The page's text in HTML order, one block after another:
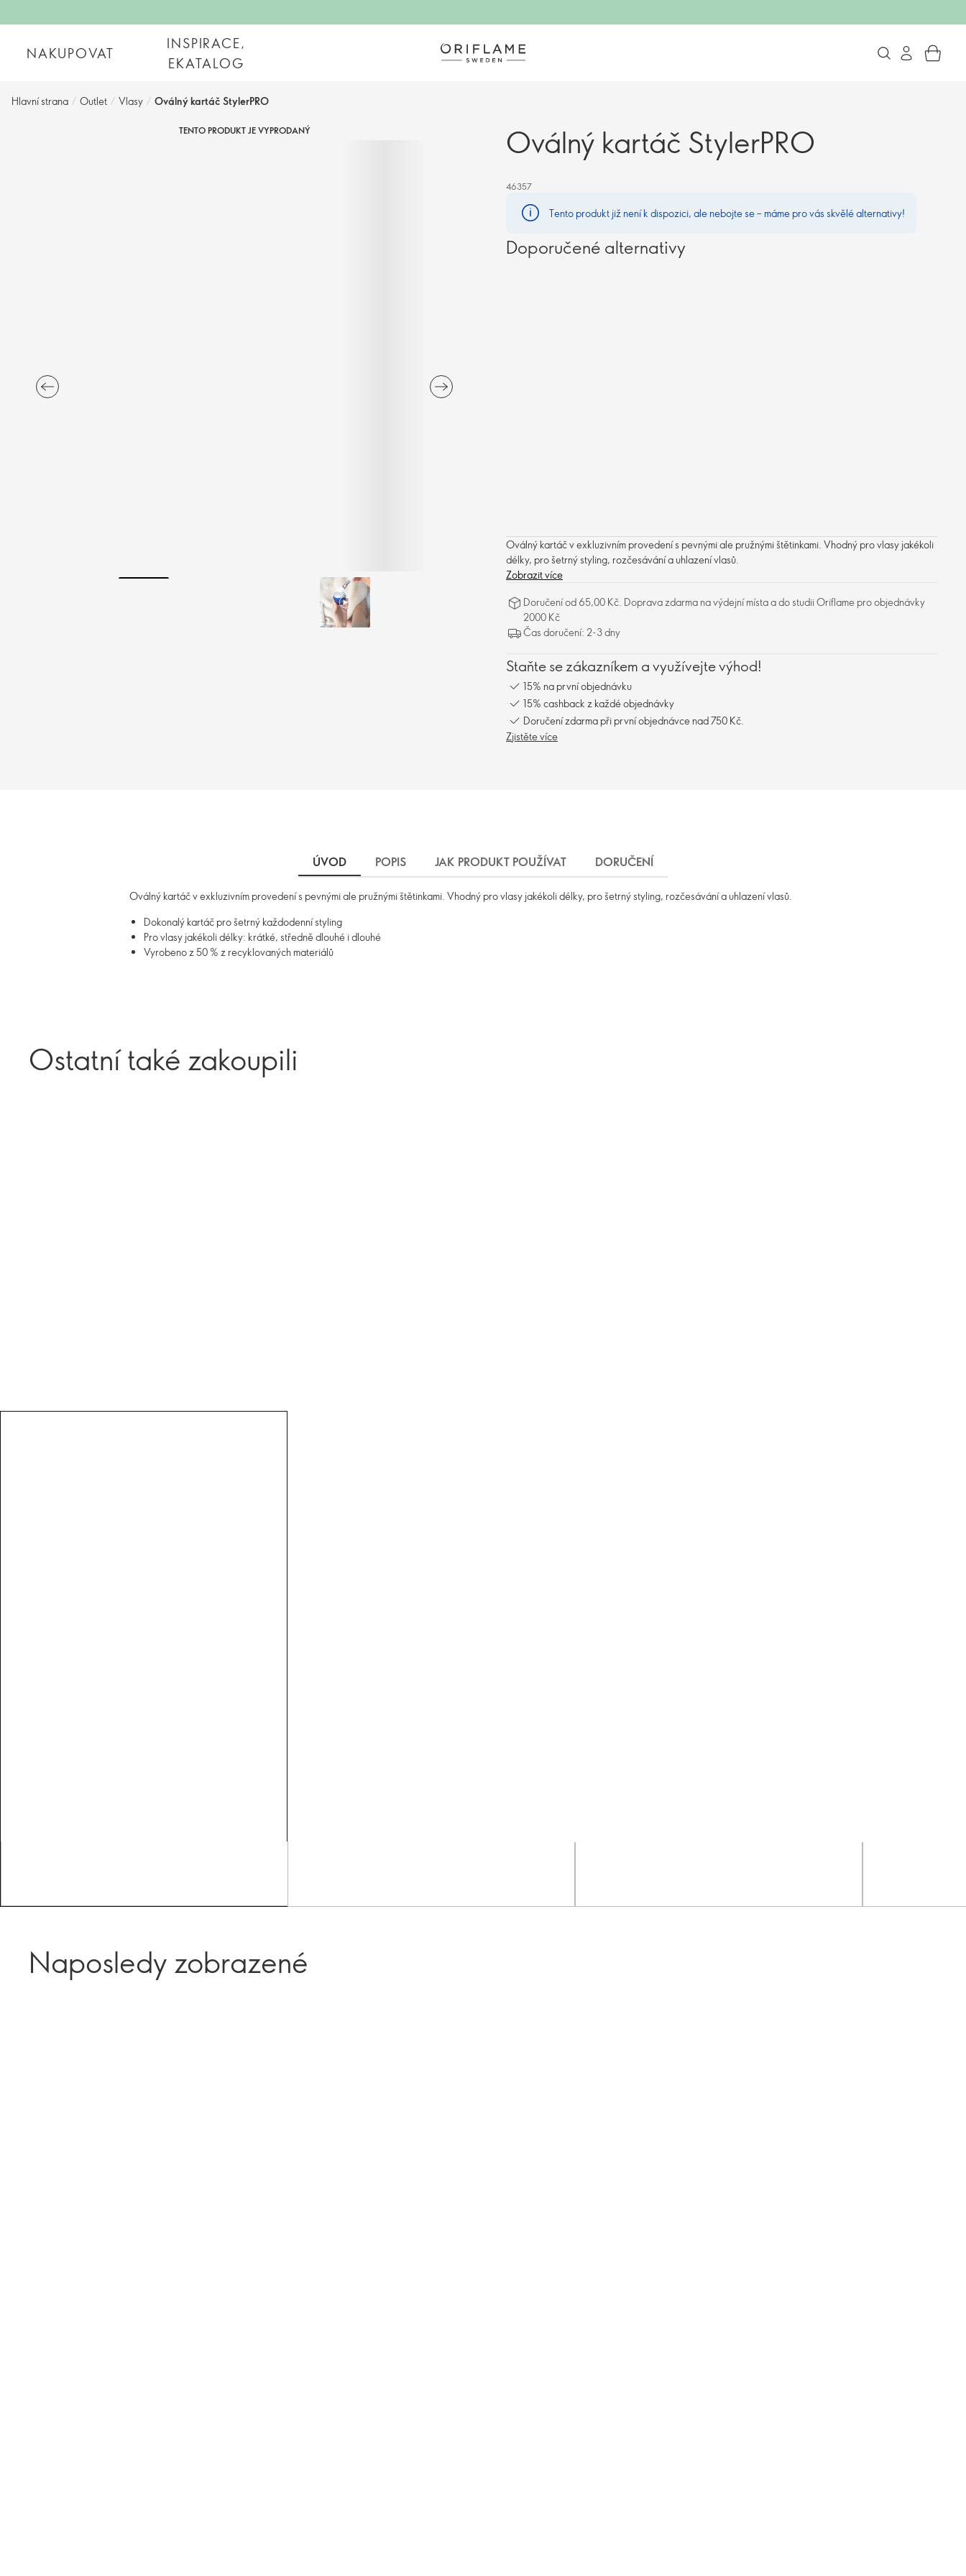
NAKUPOVAT
INSPIRACE,
EKATALOG
Hlavní strana / Outlet / Vlasy / Oválný kartáč StylerPRO
TENTO PRODUKT JE VYPRODANÝ Oválný kartáč StylerPRO
46357
Tento produkt již není k dispozici, ale nebojte se – máme pro vás skvělé alternativy!
Doporučené alternativy
Oválný kartáč v exkluzivním provedení s pevnými ale pružnými štětinkami. Vhodný pro vlasy jakékoli
délky, pro šetrný styling, rozčesávání a uhlazení vlasů.
Zobrazit více
Doručení od 65,00 Kč. Doprava zdarma na výdejní místa a do studii Oriflame pro objednávky
2000 Kč
Čas doručení: 2-3 dny
Staňte se zákazníkem a využívejte výhod!
15% na první objednávku
15% cashback z každé objednávky
Doručení zdarma při první objednávce nad 750 Kč.
Zjistěte více
ÚVOD POPIS JAK PRODUKT POUŽÍVAT DORUČENÍ
Oválný kartáč v exkluzivním provedení s pevnými ale pružnými štětinkami. Vhodný pro vlasy jakékoli délky, pro šetrný styling, rozčesávání a uhlazení vlasů.
Dokonalý kartáč pro šetrný každodenní styling
Pro vlasy jakékoli délky: krátké, středně dlouhé i dlouhé
Vyrobeno z 50 % z recyklovaných materiálů
Ostatní také zakoupili
Naposledy zobrazené